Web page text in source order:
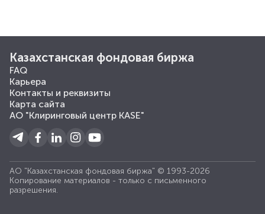
Казахстанская фондовая биржа
FAQ
Карьера
Контакты и реквизиты
Карта сайта
АО "Клиринговый центр KASE"
АО "Казахстанская фондовая биржа" © 1993-2026
Копирование материалов - только с письменного
разрешения.